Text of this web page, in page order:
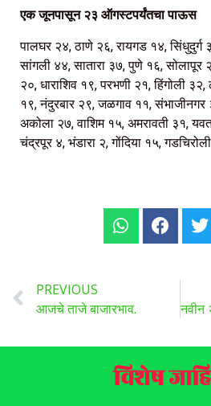
एक जूनपासून २३ ऑगस्टपर्यंतचा पाऊस
पालघर २४, ठाणे २६, रायगड १४, सिंधुदुर्ग
सांगली ४४, सातारा ३७, पुणे १६,
२०, धाराशिव १९, परभणी २१, हिंगोली
१९, नंदुरबार २९, जळगाव ११,
अकोला २७, वाशिम १५, अमरावती ३१,
चंद्रपूर ४, भंडारा २, गोंदिया १५,
PREVIOUS
आजचे ताजे बाजारभाव.
विशेष